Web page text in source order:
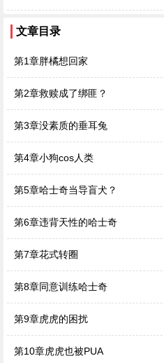
文章目录
第1章胖橘想回家
第2章救赎成了绑匪？
第3章没素质的垂耳兔
第4章小狗cos人类
第5章哈士奇当导盲犬？
第6章违背天性的哈士奇
第7章花式转圈
第8章同意训练哈士奇
第9章虎虎的困扰
第10章虎虎也被PUA